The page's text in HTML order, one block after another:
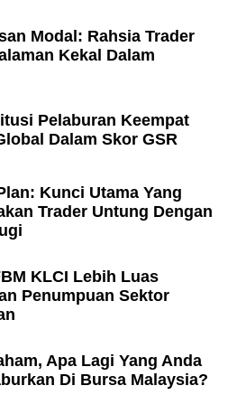
Modal: Rahsia Trader
Kekal Dalam
Pelaburan Keempat
Dalam Skor GSR
Kunci Utama Yang
Trader Untung Dengan
KLCI Lebih Luas
Penumpuan Sektor
Apa Lagi Yang Anda
Di Bursa Malaysia?